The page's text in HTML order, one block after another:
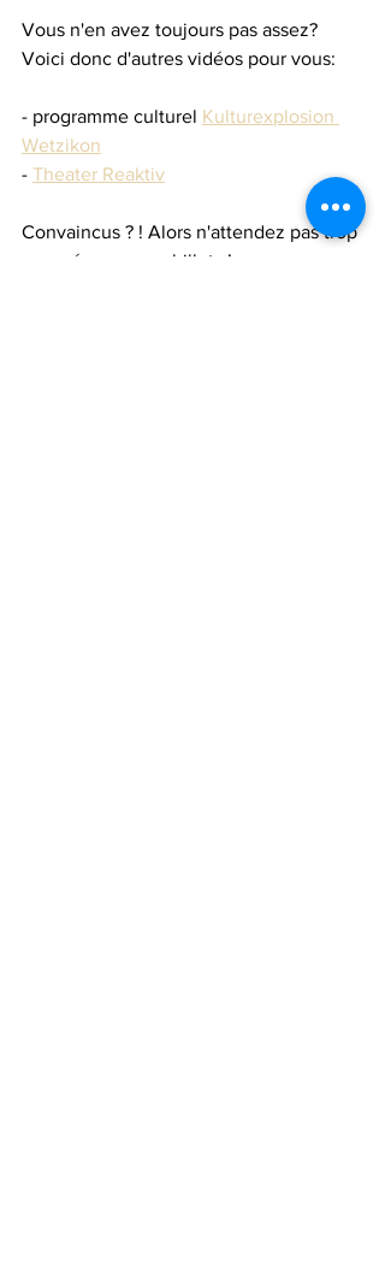
Vous n'en avez toujours pas assez?
Voici donc d'autres vidéos pour vous:
- programme culturel Kulturexplosion
Wetzikon
- Theater Reaktiv
Convaincus ? ! Alors n'attendez pas trop
pour réserver vos billets !